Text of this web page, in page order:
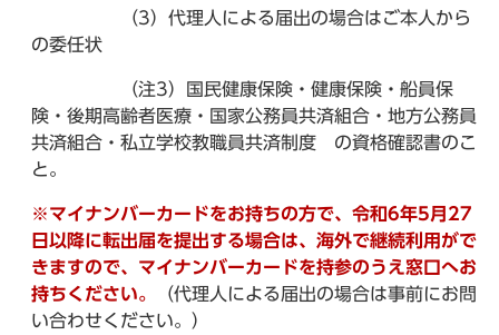
（3）代理人による届出の場合はご本人から
の委任状
（注3）国民健康保険・健康保険・船員保
険・後期高齢者医療・国家公務員共済組合・地方公務員
共済組合・私立学校教職員共済制度 の資格確認書のこ
と。
※マイナンバーカードをお持ちの方で、令和6年5月27
日以降に転出届を提出する場合は、海外で継続利用がで
きますので、マイナンバーカードを持参のうえ窓口へお
持ちください。
（代理人による届出の場合は事前にお問
い合わせください。）